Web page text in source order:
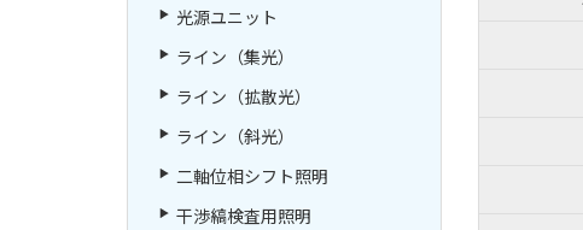
光源ユニット
ライン（集光）
ライン（拡散光）
ライン（斜光）
二軸位相シフト照明
干渉縞検査用照明